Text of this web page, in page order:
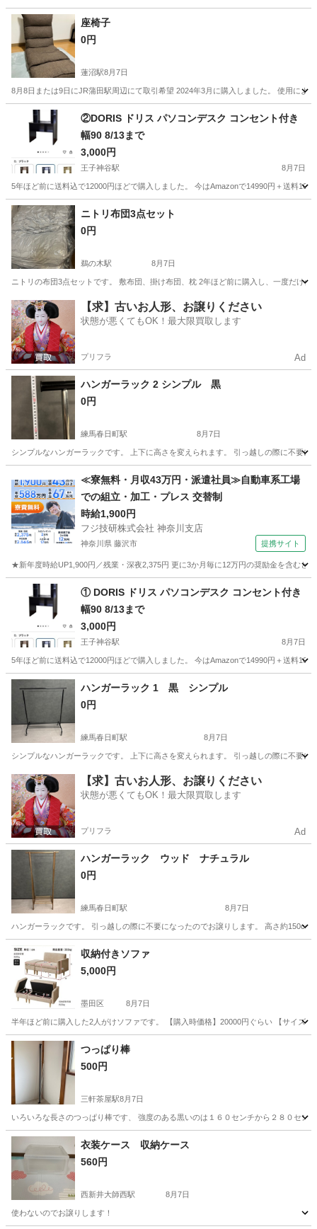
東京 江東区 南砂町駅
座椅子
0円
蓮沼駅8月7日
8月8日または9日にJR蒲田駅周辺にて取引希望 2024年3月に購入しました。 使用に
大田区 椅子
②DORIS ドリス パソコンデスク コンセント付き
幅90 8/13まで
3,000円
王子神谷駅 8月7日
5年ほど前に送料込で12000円ほどで購入しました。 今はAmazonで14990円＋送料
東京 北区 王子神谷駅 オフィス用家具
ニトリ布団3点セット
0円
鵜の木駅 8月7日
ニトリの布団3点セットです。 敷布団、掛け布団、枕 2年ほど前に購入し、一度だけ
東京 大田区 鵜の木駅 寝具 ニトリ
【求】古いお人形、お譲りください
状態が悪くてもOK！最大限買取します
プリフラ Ad
ハンガーラック 2 シンプル 黒
0円
練馬春日町駅 8月7日
シンプルなハンガーラックです。 上下に高さを変えられます。 引っ越しの際に不要
練馬春日町駅 ドレッサー
≪寮無料・月収43万円・派遣社員≫自動車系工場
での組立・加工・プレス 交替制
時給1,900円
フジ技研株式会社 神奈川支店
神奈川県 藤沢市 提携サイト
★新年度時給UP1,900円／残業・深夜2,375円 更に3か月毎に12万円の奨励金を含む
神奈川 藤沢市 ① DORIS ドリス パソコンデスク コンセント付き
幅90 8/13まで
3,000円
王子神谷駅 8月7日
5年ほど前に送料込で12000円ほどで購入しました。 今はAmazonで14990円＋送料
東京 北区 王子神谷駅 テーブル
ハンガーラック 1 黒 シンプル
0円
練馬春日町駅 8月7日
シンプルなハンガーラックです。 上下に高さを変えられます。 引っ越しの際に不要
東京 練馬区 練馬春日町駅 ドレッサー
【求】古いお人形、お譲りください
状態が悪くてもOK！最大限買取します
プリフラ Ad
ハンガーラック ウッド ナチュラル
0円
練馬春日町駅 8月7日
ハンガーラックです。 引っ越しの際に不要になったのでお譲りします。 高さ約
東京 練馬区 練馬春日町駅
収納付きソファ
5,000円
墨田区 8月7日
半年ほど前に購入した2人がけソファです。 【購入時価格】20000円ぐらい 【サイズ
東京 墨田区 ソファ
つっぱり棒
500円
三軒茶屋駅8月7日
いろいろな長さのつっぱり棒です、 強度のある黒いのは１６０センチから２８０セン
東京 世田谷区 三軒茶屋駅 オフィス用家具
衣装ケース 収納ケース
560円
西新井大師西駅 8月7日
使わないのでお譲りします！